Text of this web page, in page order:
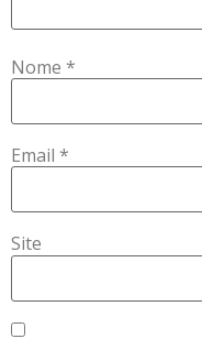
Nome *
Email *
Site